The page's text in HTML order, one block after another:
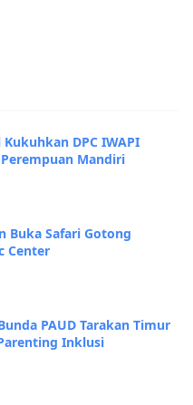
DPC IWAPI
Mandiri
Buka Safari Gotong
Center
PAUD Tarakan Timur
Inklusi